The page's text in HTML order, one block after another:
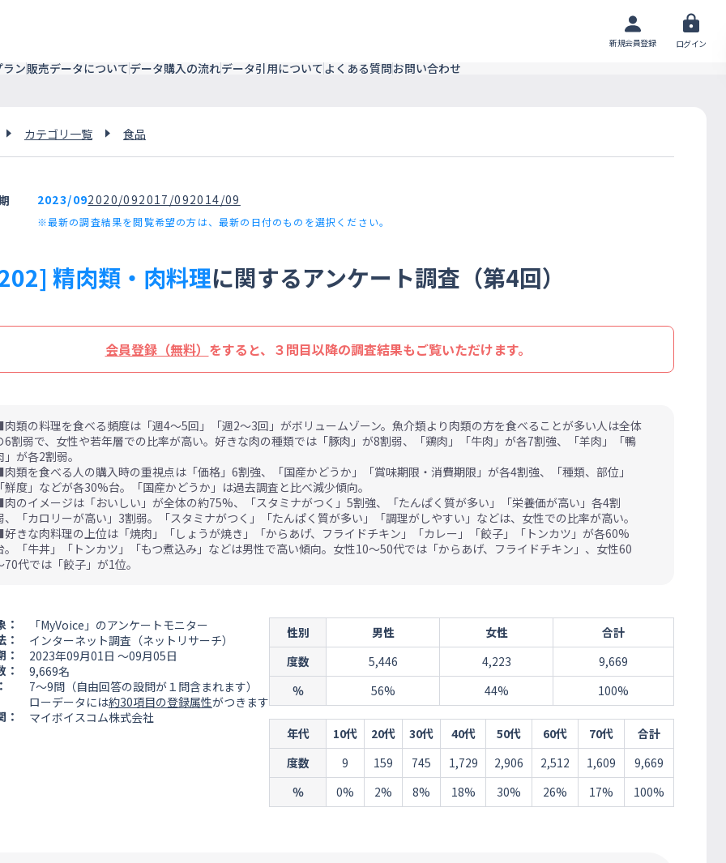
新規会員登録 ログイン
ン販売データについてデータ購入の流れデータ引用についてよくある質問お問い合わせ
カテゴリ一覧 食品
2023/092020/092017/092014/09
※最新の調査結果を閲覧希望の方は、最新の日付のものを選択ください。
精肉類・肉料理に関するアンケート調査（第4回）
会員登録（無料） をすると、３問目以降の調査結果もご覧いただけます。
類の料理を食べる頻度は「週4～5回」「週2～3回」がボリュームゾーン。魚介類より肉類の方を食べることが多い人は全体
6割弱で、女性や若年層での比率が高い。好きな肉の種類では「豚肉」が8割弱、「鶏肉」「牛肉」が各7割強、「羊肉」「鴨
」が各2割弱。
類を食べる人の購入時の重視点は「価格」6割強、「国産かどうか」「賞味期限・消費期限」が各4割強、「種類、部位」
鮮度」などが各30%台。「国産かどうか」は過去調査と比べ減少傾向。
のイメージは「おいしい」が全体の約75%、「スタミナがつく」5割強、「たんぱく質が多い」「栄養価が高い」各4割
、「カロリーが高い」3割弱。「スタミナがつく」「たんぱく質が多い」「調理がしやすい」などは、女性での比率が高い。
きな肉料理の上位は「焼肉」「しょうが焼き」「からあげ、フライドチキン」「カレー」「餃子」「トンカツ」が各60%
。「牛丼」「トンカツ」「もつ煮込み」などは男性で高い傾向。女性10～50代では「からあげ、フライドチキン」、女性60
70代では「餃子」が1位。
：
「MyVoice」のアンケートモニター
：
インターネット調査（ネットリサーチ）
：
2023年09月01日 ～09月05日
：
9,669名
7～9問（自由回答の設問が１問含まれます）
ローデータには約30項目の登録属性がつきます
：
マイボイスコム株式会社
性別 男性 女性
合計
度数
5,446 4,223
9,669
％
56% 44% 100%
年代 10代 20代 30代 40代 50代 60代 70代
合計
度数
9 159 745 1,729 2,906 2,512 1,609
9,669
％
0% 2% 8% 18% 30% 26% 17% 100%